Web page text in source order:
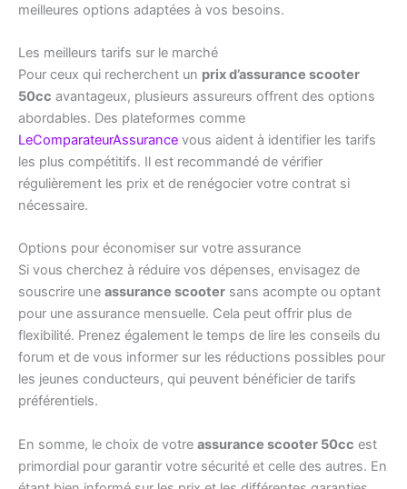
meilleures options adaptées à vos besoins.
Les meilleurs tarifs sur le marché
Pour ceux qui recherchent un prix d’assurance scooter
50cc avantageux, plusieurs assureurs offrent des options
abordables. Des plateformes comme
LeComparateurAssurance vous aident à identifier les tarifs
les plus compétitifs. Il est recommandé de vérifier
régulièrement les prix et de renégocier votre contrat si
nécessaire.
Options pour économiser sur votre assurance
Si vous cherchez à réduire vos dépenses, envisagez de
souscrire une assurance scooter sans acompte ou optant
pour une assurance mensuelle. Cela peut offrir plus de
flexibilité. Prenez également le temps de lire les conseils du
forum et de vous informer sur les réductions possibles pour
les jeunes conducteurs, qui peuvent bénéficier de tarifs
préférentiels.
En somme, le choix de votre assurance scooter 50cc est
primordial pour garantir votre sécurité et celle des autres. En